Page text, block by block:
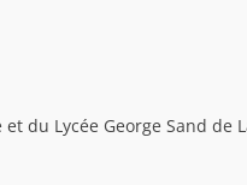
du Lycée George Sand de